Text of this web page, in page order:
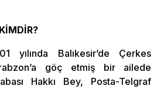
yılında Balıkesir’de Çerkes
göç etmiş bir ailede
Hakkı Bey, Posta-Telgraf